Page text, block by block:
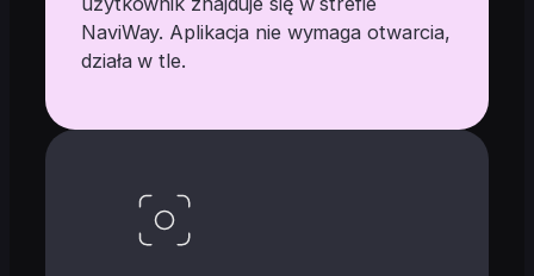
NaviWay. Aplikacja nie wymaga otwarcia,
działa w tle.